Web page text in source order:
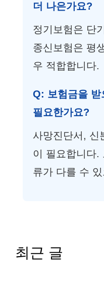
더 나은가요?
정기보험은 단
종신보험은 평
우 적합합니다.
Q: 보험금을 받
필요한가요?
사망진단서, 신
이 필요합니다.
류가 다를 수
최근 글